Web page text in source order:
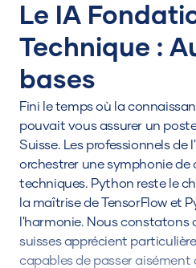
Le IA
Technique :
bases
Fini le temps où la
pouvait vous assurer un
Suisse. Les professionnels de
orchestrer une symphonie de
techniques. Python reste le
la maîtrise de TensorFlow et
l'harmonie. Nous constatons
suisses apprécient
capables de passer aisément